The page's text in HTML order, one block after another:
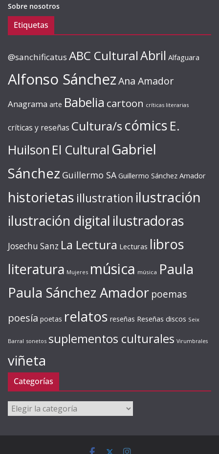
Sobre nosotros
Etiquetas
@sanchificatus ABC CulturalAbril Alfaguara
Alfonso SánchezAna Amador
Anagrama arte Babelia cartoon críticas literarias
críticas y reseñas Cultura/s cómics E.
Huilson El Cultural Gabriel
Sánchez Guillermo SA Guillermo Sánchez Amador
historietas illustration ilustración
ilustración digital ilustradoras
Josechu Sanz La Lectura Lecturas libros
literatura Mujeres música música Paula
Paula Sánchez Amador poemas
poesía poetas relatos reseñas Reseñas discos Seix
Barral sonetos suplementos culturales Virumbrales
viñeta
Categorías
Categorías